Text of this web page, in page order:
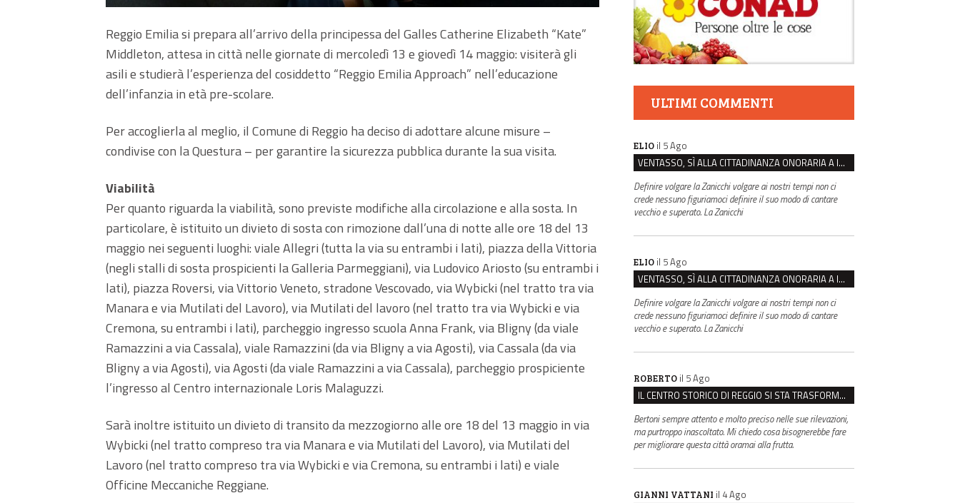
Reggio Emilia si prepara all’arrivo della principessa del Galles Catherine Elizabeth “Kate”
Middleton, attesa in città nelle giornate di mercoledì 13 e giovedì 14 maggio: visiterà gli
asili e studierà l’esperienza del cosiddetto “Reggio Emilia Approach” nell’educazione
dell’infanzia in età pre-scolare.
Per accoglierla al meglio, il Comune di Reggio ha deciso di adottare alcune misure –
condivise con la Questura – per garantire la sicurezza pubblica durante la sua visita.
Viabilità
Per quanto riguarda la viabilità, sono previste modifiche alla circolazione e alla sosta. In
particolare, è istituito un divieto di sosta con rimozione dall’una di notte alle ore 18 del 13
maggio nei seguenti luoghi: viale Allegri (tutta la via su entrambi i lati), piazza della Vittoria
(negli stalli di sosta prospicienti la Galleria Parmeggiani), via Ludovico Ariosto (su entrambi i
lati), piazza Roversi, via Vittorio Veneto, stradone Vescovado, via Wybicki (nel tratto tra via
Manara e via Mutilati del Lavoro), via Mutilati del lavoro (nel tratto tra via Wybicki e via
Cremona, su entrambi i lati), parcheggio ingresso scuola Anna Frank, via Bligny (da viale
Ramazzini a via Cassala), viale Ramazzini (da via Bligny a via Agosti), via Cassala (da via
Bligny a via Agosti), via Agosti (da viale Ramazzini a via Cassala), parcheggio prospiciente
l’ingresso al Centro internazionale Loris Malaguzzi.
Sarà inoltre istituito un divieto di transito da mezzogiorno alle ore 18 del 13 maggio in via
Wybicki (nel tratto compreso tra via Manara e via Mutilati del Lavoro), via Mutilati del
Lavoro (nel tratto compreso tra via Wybicki e via Cremona, su entrambi i lati) e viale
Officine Meccaniche Reggiane.
ULTIMI COMMENTI
ELIO il 5 Ago
VENTASSO, SÌ ALLA CITTADINANZA ONORARIA A IVA ZANICCHI. MA BARGIACCHI: “È DI PESSIMO GUSTO”
Definire volgare la Zanicchi volgare ai nostri tempi non ci
crede nessuno figuriamoci definire il suo modo di cantare
vecchio e superato. La Zanicchi
ELIO il 5 Ago
VENTASSO, SÌ ALLA CITTADINANZA ONORARIA A IVA ZANICCHI. MA BARGIACCHI: “È DI PESSIMO GUSTO”
Definire volgare la Zanicchi volgare ai nostri tempi non ci
crede nessuno figuriamoci definire il suo modo di cantare
vecchio e superato. La Zanicchi
ROBERTO il 5 Ago
IL CENTRO STORICO DI REGGIO SI STA TRASFORMANDO, E NON IN MEGLIO
Bertoni sempre attento e molto preciso nelle sue rilevazioni,
ma purtroppo inascoltato. Mi chiedo cosa bisognerebbe fare
per migliorare questa città oramai alla frutta.
GIANNI VATTANI il 4 Ago